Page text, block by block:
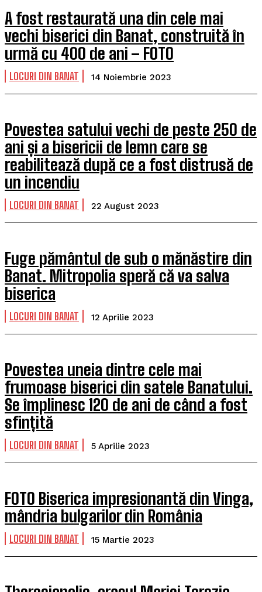
A fost restaurată una din cele mai
vechi biserici din Banat, construită în
urmă cu 400 de ani – FOTO
LOCURI DIN BANAT 14 Noiembrie 2023
Povestea satului vechi de peste 250 de
ani și a bisericii de lemn care se
reabilitează după ce a fost distrusă de
un incendiu
LOCURI DIN BANAT 22 August 2023
Fuge pământul de sub o mănăstire din
Banat. Mitropolia speră că va salva
biserica
LOCURI DIN BANAT 12 Aprilie 2023
Povestea uneia dintre cele mai
frumoase biserici din satele Banatului.
Se împlinesc 120 de ani de când a fost
sfințită
LOCURI DIN BANAT 5 Aprilie 2023
FOTO Biserica impresionantă din Vinga,
mândria bulgarilor din România
LOCURI DIN BANAT 15 Martie 2023